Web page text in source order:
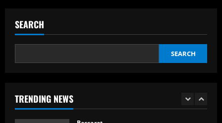
SEARCH
SEARCH
TRENDING NEWS
12/09/2025
1
Liga side 'need to sell' star midfielder